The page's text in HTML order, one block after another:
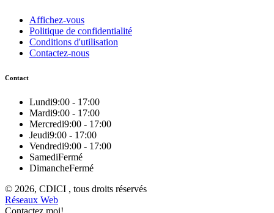
Affichez-vous
Politique de confidentialité
Conditions d'utilisation
Contactez-nous
Contact
Lundi9:00 - 17:00
Mardi9:00 - 17:00
Mercredi9:00 - 17:00
Jeudi9:00 - 17:00
Vendredi9:00 - 17:00
SamediFermé
DimancheFermé
© 2026, CDICI , tous droits réservés
Réseaux Web
Contactez moi!